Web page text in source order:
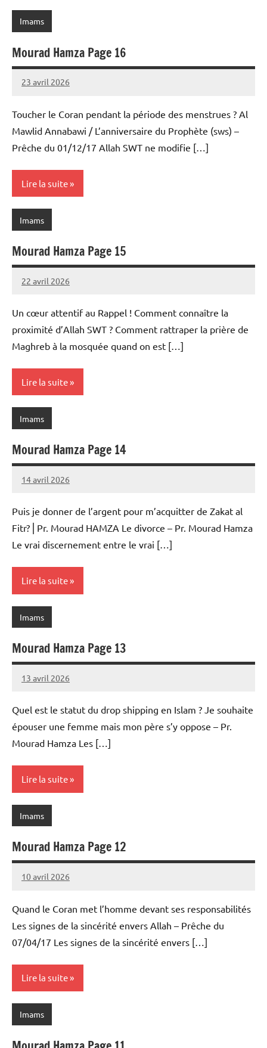
Imams
Mourad Hamza Page 16
23 avril 2026
prieres
Toucher le Coran pendant la période des menstrues ? Al
Mawlid Annabawi / L’anniversaire du Prophète (sws) –
Prêche du 01/12/17 Allah SWT ne modifie […]
Lire la suite
Imams
Mourad Hamza Page 15
22 avril 2026
prieres
Un cœur attentif au Rappel ! Comment connaître la
proximité d’Allah SWT ? Comment rattraper la prière de
Maghreb à la mosquée quand on est […]
Lire la suite
Imams
Mourad Hamza Page 14
14 avril 2026
prieres
Puis je donner de l’argent pour m’acquitter de Zakat al
Fitr?⎪Pr. Mourad HAMZA Le divorce – Pr. Mourad Hamza
Le vrai discernement entre le vrai […]
Lire la suite
Imams
Mourad Hamza Page 13
13 avril 2026
prieres
Quel est le statut du drop shipping en Islam ? Je souhaite
épouser une femme mais mon père s’y oppose – Pr.
Mourad Hamza Les […]
Lire la suite
Imams
Mourad Hamza Page 12
10 avril 2026
prieres
Quand le Coran met l’homme devant ses responsabilités
Les signes de la sincérité envers Allah – Prêche du
07/04/17 Les signes de la sincérité envers […]
Lire la suite
Imams